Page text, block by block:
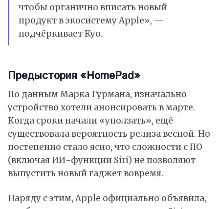
чтобы органично вписать новый
продукт в экосистему Apple», —
подчёркивает Куо.
Предыстория «HomePad»
По данным Марка Гурмана, изначально
устройство хотели анонсировать в марте.
Когда сроки начали «уползать», ещё
существовала вероятность релиза весной. Но
постепенно стало ясно, что сложности с ПО
(включая ИИ-функции Siri) не позволяют
выпустить новый гаджет вовремя.
Наряду с этим, Apple официально объявила,